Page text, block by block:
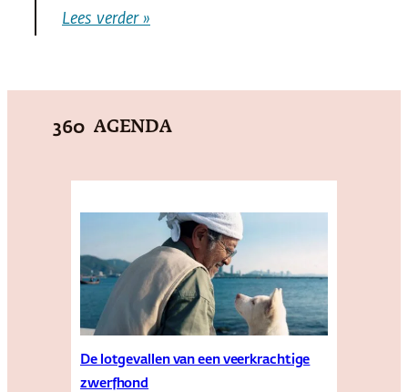
Lees verder »
360 AGENDA
De lotgevallen van een veerkrachtige
zwerfhond